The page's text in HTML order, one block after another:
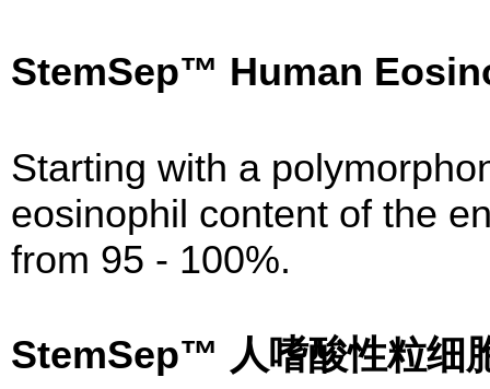
StemSep™ Human
Starting with a
eosinophil content of the
from 95 - 100%.
StemSep™ 人嗜酸性粒细